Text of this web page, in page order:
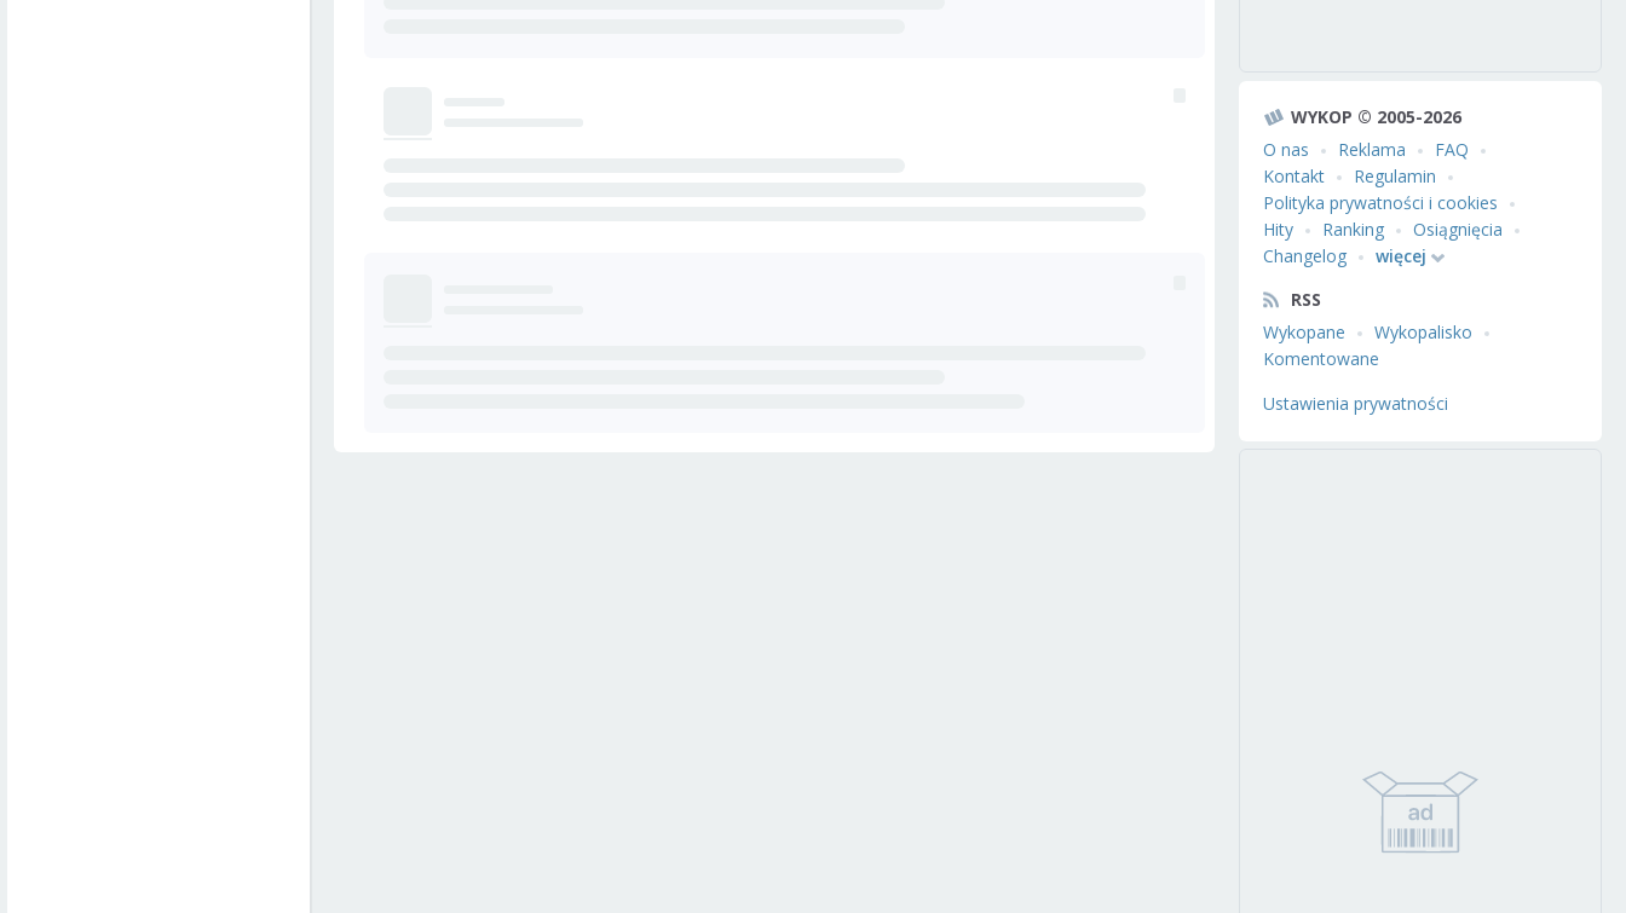
WYKOP © 2005-2026
O nas
Reklama
FAQ
Kontakt
Regulamin
Polityka prywatności i cookies
Hity
Ranking
Osiągnięcia
Changelog
więcej
RSS
Wykopane
Wykopalisko
Komentowane
Ustawienia prywatności